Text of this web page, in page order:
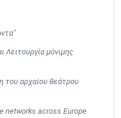
μόνιμης
του αρχαίου θεάτρου
networks across Europe